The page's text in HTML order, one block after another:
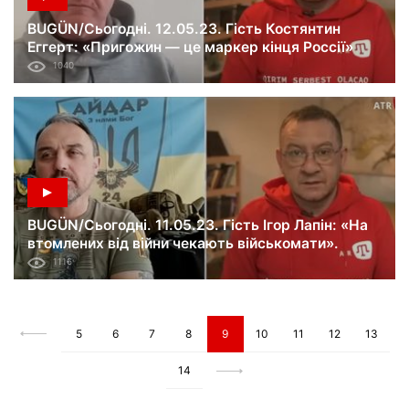
BUGÜN/Сьогодні. 12.05.23. Гість Костянтин
Еггерт: «Пригожин — це маркер кінця Россії»
1040
BUGÜN/Сьогодні. 11.05.23. Гість Ігор Лапін: «На
втомлених від війни чекають військомати».
1116
5 6 7 8 9 10 11 12 13
14